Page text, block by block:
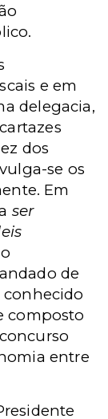
e em
delegacia,
dos
se os
Em
ser
de
conhecido
composto
entre